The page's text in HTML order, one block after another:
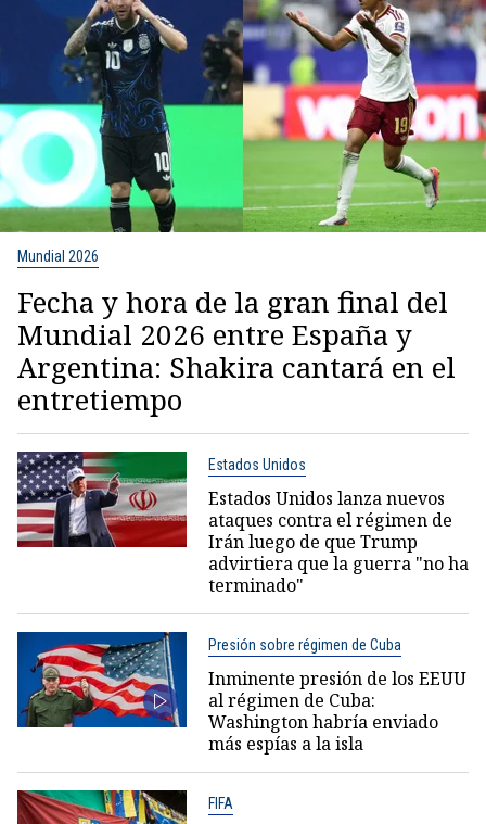
Mundial 2026
Fecha y hora de la gran final del
Mundial 2026 entre España y
Argentina: Shakira cantará en el
entretiempo
Estados Unidos
Estados Unidos lanza nuevos
ataques contra el régimen de
Irán luego de que Trump
advirtiera que la guerra "no ha
terminado"
Presión sobre régimen de Cuba
Inminente presión de los EEUU
al régimen de Cuba:
Washington habría enviado
más espías a la isla
FIFA